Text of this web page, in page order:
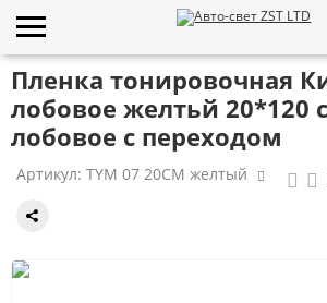
Пленка тонировочная
лобовое желтьй 20*120
лобовое с переходом
Артикул: TYM 07 20CM желтый